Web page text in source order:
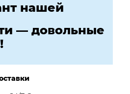
нашей
— довольные